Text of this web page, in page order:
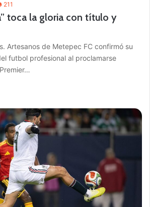
211
toca la gloria con título y
Artesanos de Metepec FC confirmó su
futbol profesional al proclamarse